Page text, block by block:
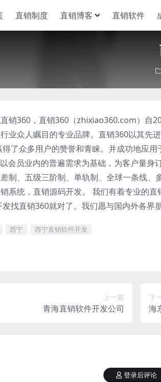
直销制度 直销博客 直销软件
销360，直销360（zhixiao360.com）自
业众人瞩目的专业品牌。直销360以其先
了众多用户的赞誉和青睐。并成功地应
会员业内的普遍需求为基础，为客户量
制、五级三阶制、单轨制、全球一条线
系统，直销源码开发。 我们有着专业的
找直销360就对了。我们愿与国内外各界
西宁 西宁直销软件开发
上一篇
青海直销软件开发公司
下
海
登录后评论